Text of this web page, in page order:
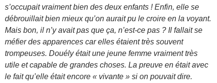
s’occupait vraiment bien des deux enfants ! Enfin, elle se
débrouillait bien mieux qu’on aurait pu le croire en la voyant.
Mais bon, il n’y avait pas que ça, n’est-ce pas ? Il fallait se
méfier des apparences car elles étaient très souvent
trompeuses. Douély était une jeune femme vraiment très
utile et capable de grandes choses. La preuve en était avec
le fait qu’elle était encore « vivante » si on pouvait dire.